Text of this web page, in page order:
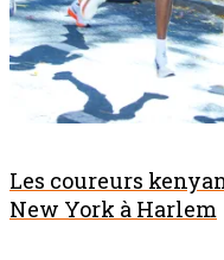
Les coureurs
New York à Harlem